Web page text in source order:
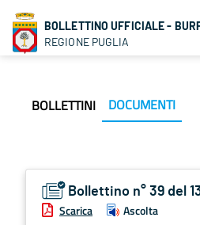
BOLLETTINO UFFICIALE -
REGIONE PUGLIA
BOLLETTINI DOCUMENTI
Bollettino n° 39 del
Scarica Ascolta